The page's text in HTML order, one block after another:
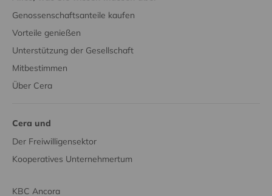
Genossenschaftsanteile kaufen
Vorteile genießen
Unterstützung der Gesellschaft
Mitbestimmen
Über Cera
Cera und
Der Freiwilligensektor
Kooperatives Unternehmertum
KBC Ancora